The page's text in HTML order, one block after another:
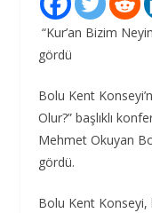
“Kur’an Bizim
gördü
Bolu Kent
Olur?” başlıklı
Mehmet Okuyan
gördü.
Bolu Kent Konseyi,